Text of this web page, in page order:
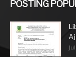
POSTING